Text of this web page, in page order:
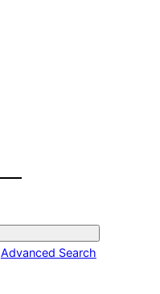
Advanced Search